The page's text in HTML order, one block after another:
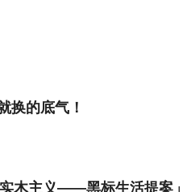
换的底气！
木主义——黑标生活提案」